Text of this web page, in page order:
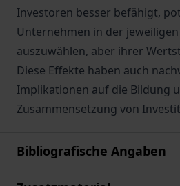
Investoren besser befähigt,
Unternehmen in der
auszuwählen, aber ihrer
Diese Effekte haben auch
Implikationen auf die Bildung
Zusammensetzung von
Bibliografische Angaben